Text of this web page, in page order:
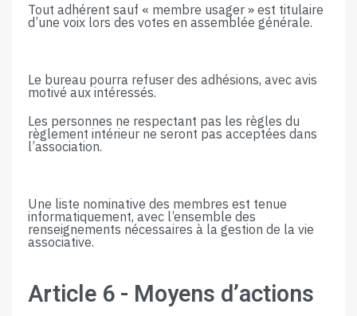
Tout​ ​adhérent sauf « membre usager »​ ​est​ ​titulaire​ ​
d’une​ ​voix​ ​lors​ ​des​ ​votes​ ​en​ ​assemblée​ ​générale.
Le​ ​bureau​ ​pourra​ ​refuser​ ​des​ ​adhésions,​ ​avec​ ​avis​ ​
motivé​ ​aux​ ​intéressés.
Les personnes ne respectant pas les règles du
règlement intérieur ne seront pas acceptées dans
l’association.
Une liste nominative des membres est tenue
informatiquement, avec l’ensemble des
renseignements nécessaires à la gestion de la vie
associative.
Article​ ​6​ ​-​ ​Moyens​ ​d’actions